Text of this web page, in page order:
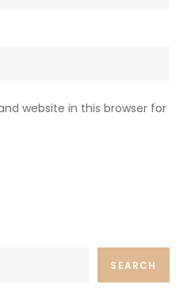
website in this browser for
SEARCH